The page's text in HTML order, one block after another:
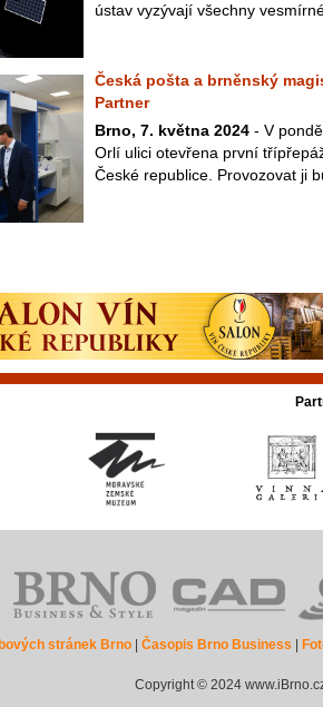
ústav vyzývají všechny
Česká pošta a brněnský
Partner
Brno, 7. května 2024 - V
Orlí ulici otevřena první
České republice. Provozovat ji
stránek Brno |Časopis Brno Business
Copyright © 2024